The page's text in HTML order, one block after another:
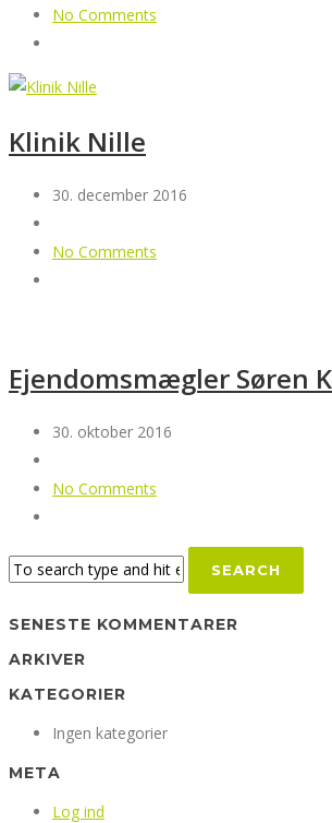
No Comments
Klinik Nille
30. december 2016
No Comments
Ejendomsmægler Søren
30. oktober 2016
No Comments
SENESTE KOMMENTARER
ARKIVER
KATEGORIER
Ingen kategorier
META
Log ind